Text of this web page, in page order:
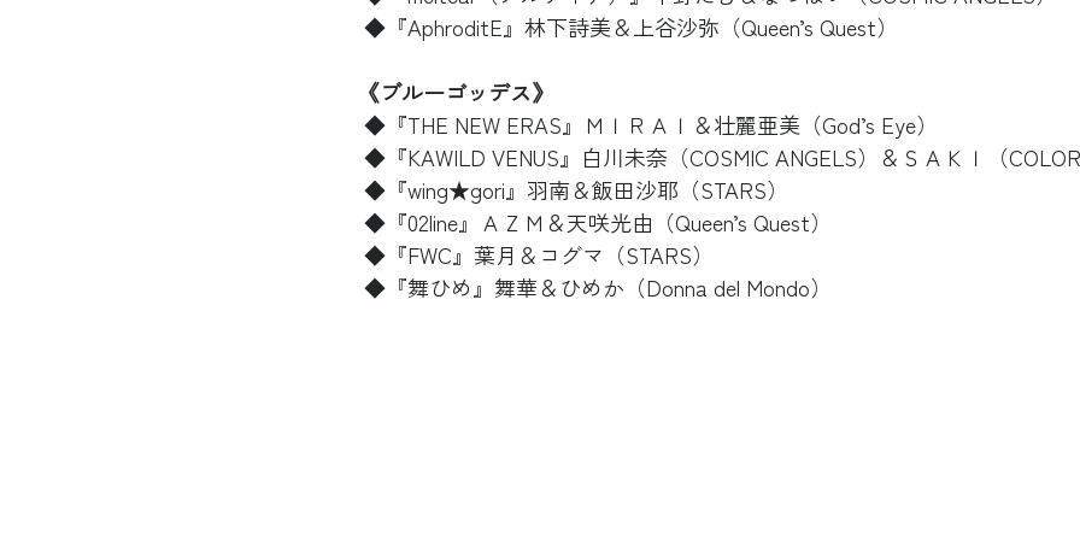
◆『AphroditE』林下詩美＆上谷沙弥（Queen’s Quest）
《ブルーゴッデス》
◆『THE NEW ERAS』ＭＩＲＡＩ＆壮麗亜美（God’s Eye）
◆『KAWILD VENUS』白川未奈（COSMIC ANGELS）＆ＳＡＫＩ（
◆『wing★gori』羽南＆飯田沙耶（STARS）
◆『02line』ＡＺＭ＆天咲光由（Queen’s Quest）
◆『FWC』葉月＆コグマ（STARS）
◆『舞ひめ』舞華＆ひめか（Donna del Mondo）